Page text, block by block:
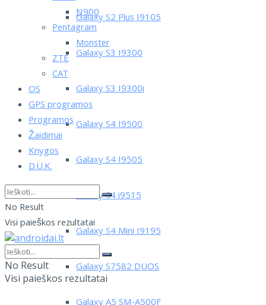
Galaxy S2 Plus I9105
Galaxy S3 I9300
Galaxy S3 I9300i
Galaxy S4 I9500
Galaxy S4 I9505
Galaxy S4 i9515
Galaxy S4 Mini I9195
Galaxy S7582 DUOS
N900
Pentagram
Monster
ZTE
CAT
OS
GPS programos
Programos
Žaidimai
Knygos
D.U.K.
No Result
Visi paieškos rezultatai
No Result
Visi paieškos rezultatai